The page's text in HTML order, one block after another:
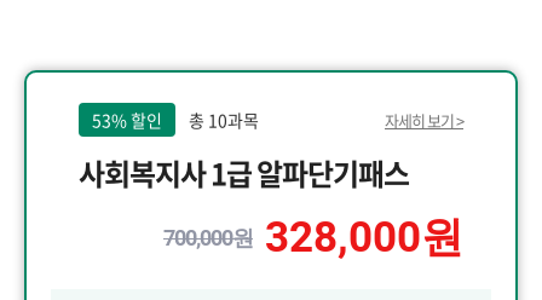
53% 할인 총 10과목 자세히 보기 >
사회복지사 1급 알파단기패스
700,000원 328,000원